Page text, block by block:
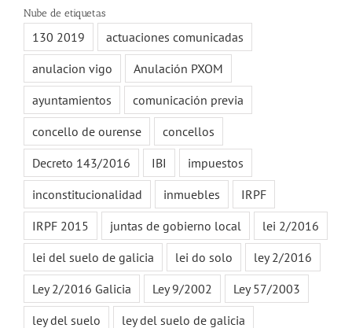
Nube de etiquetas
130 2019
actuaciones comunicadas
anulacion vigo
Anulación PXOM
ayuntamientos
comunicación previa
concello de ourense
concellos
Decreto 143/2016
IBI
impuestos
inconstitucionalidad
inmuebles
IRPF
IRPF 2015
juntas de gobierno local
lei 2/2016
lei del suelo de galicia
lei do solo
ley 2/2016
Ley 2/2016 Galicia
Ley 9/2002
Ley 57/2003
ley del suelo
ley del suelo de galicia